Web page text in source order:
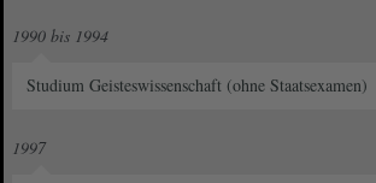
1990 bis 1994
Studium Geisteswissenschaft (ohne Staatsexamen)
1997